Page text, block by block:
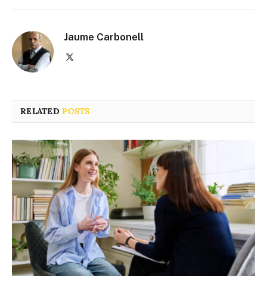
Jaume Carbonell
RELATEDPOSTS